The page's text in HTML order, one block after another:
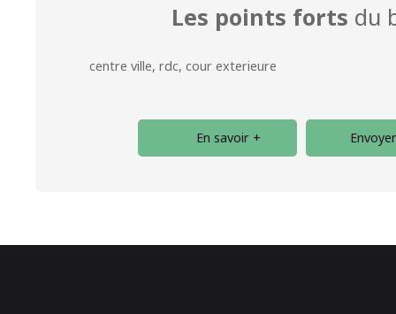
Les points forts du
centre ville, rdc, cour exterieure
En savoir +